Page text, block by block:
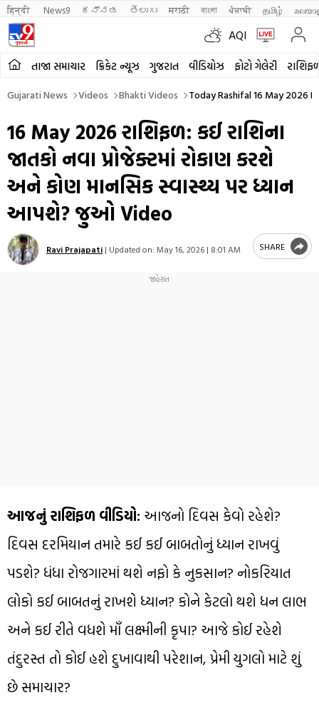
हिन्दी News9 ಕನ್ನಡ తెలుగు मराठी বাংলা ਪੰਜਾਬੀ தமிழ்
AQI
તાજા સમાચાર ક્રિકેટ ન્યૂઝ ગુજરાત વીડિયોઝ ફોટો ગેલેરી
Gujarati News Videos Bhakti Videos Today Rashifal 16 May 2026
16 May 2026 રાશિફળ: કઈ રાશિના
જાતકો નવા પ્રોજેક્ટમાં રોકાણ કરશે
અને કોણ માનસિક સ્વાસ્થ્ય પર ધ્યાન
આપશે? જુઓ Video
Ravi Prajapati | Updated on: May 16, 2026 | 8:01 AM SHARE
આજનું રાશિફળ વીડિયો: આજનો દિવસ કેવો રહેશે?
દિવસ દરમિયાન તમારે કઈ કઈ બાબતોનું ધ્યાન રાખવું
પડશે? ધંધા રોજગારમાં થશે નફો કે નુકસાન? નોકરિયાત
લોકો કઈ બાબતનું રાખશે ધ્યાન? કોને કેટલો થશે ધન લાભ
અને કઈ રીતે વધશે માઁ લક્ષ્મીની કૃપા? આજે કોઈ રહેશે
તંદુરસ્ત તો કોઈ હશે દુખાવાથી પરેશાન, પ્રેમી યુગલો માટે શું
છે સમાચાર?